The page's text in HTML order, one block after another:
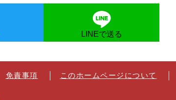
LINEで送る
免責事項 このホームページについて